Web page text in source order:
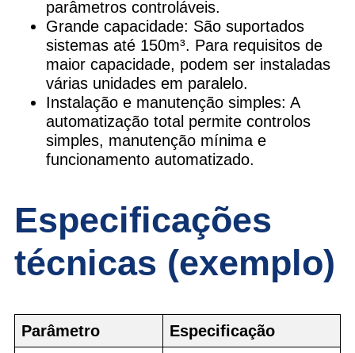
parâmetros controláveis.
Grande capacidade: São suportados
sistemas até 150m³. Para requisitos de
maior capacidade, podem ser instaladas
várias unidades em paralelo.
Instalação e manutenção simples: A
automatização total permite controlos
simples, manutenção mínima e
funcionamento automatizado.
Especificações
técnicas (exemplo)
Parâmetro Especificação